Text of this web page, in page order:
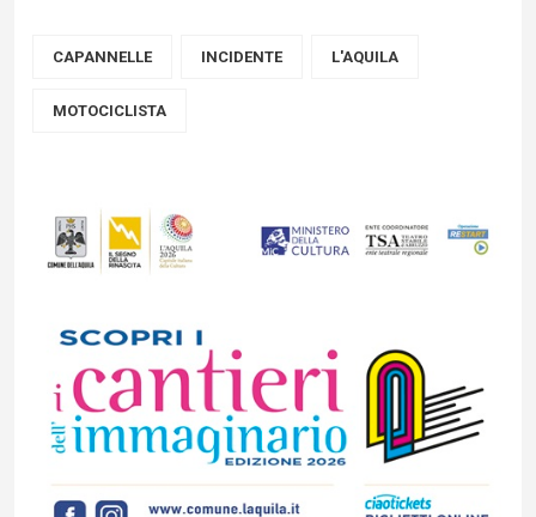
CAPANNELLE INCIDENTE L'AQUILA
MOTOCICLISTA